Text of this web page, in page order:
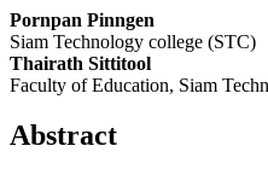
Pornpan Pinngen
Siam Technology college (STC)
Thairath Sittitool
Faculty of Education, Siam
Abstract